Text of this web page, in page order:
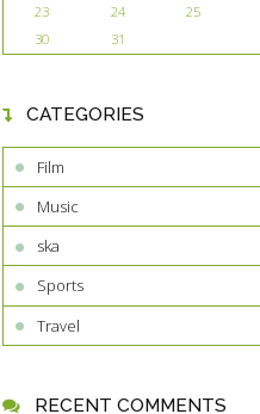
23
24 25
30
31
CATEGORIES
Film
Music
ska
Sports
Travel
RECENT COMMENTS